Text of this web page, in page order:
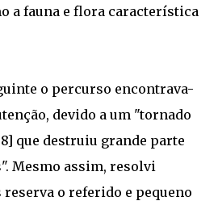
a fauna e flora característica
o percurso encontrava-
devido a um "tornado
que destruiu grande parte
Mesmo assim, resolvi
o referido e pequeno